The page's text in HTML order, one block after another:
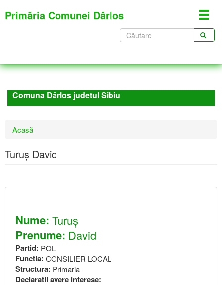
Primăria Comunei Dârlos
Formular
de
Comuna Dârlos judetul Sibiu
Eşti
aici
Acasă
Turuș David
Nume: Turuș
Prenume: David
Partid: POL
Functia: CONSILIER LOCAL
Structura: Primaria
Declaratii avere interese: